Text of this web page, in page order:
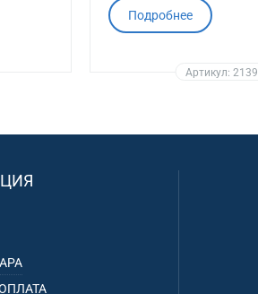
Подробнее
Артикул: 2139